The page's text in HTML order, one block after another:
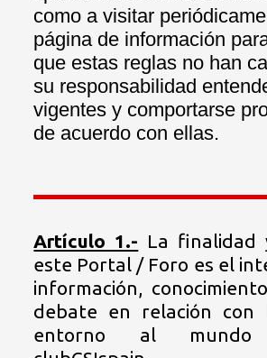
como a visitar
página de información
que estas reglas no han
su responsabilidad
vigentes y comportarse
de acuerdo con ellas.
Artículo 1.- La finalidad
este Portal / Foro es el
información,
debate en relación con
entorno al